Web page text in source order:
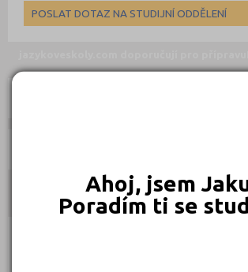
Ahoj, jsem
Poradím ti se
POSLAT DOTAZ NA STUDIJNÍ ODDĚLENÍ